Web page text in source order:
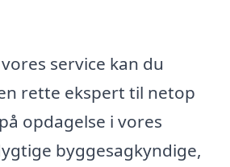
service kan du
rette ekspert til netop
opdagelse i vores
byggesagkyndige,